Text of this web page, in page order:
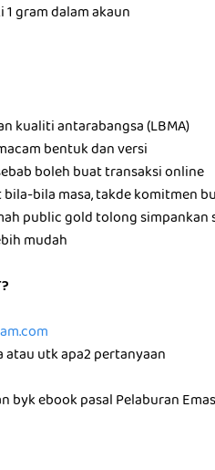
gram dalam akaun
kualiti antarabangsa (LBMA)
bentuk dan versi
boleh buat transaksi online
bila masa, takde komitmen
public gold tolong simpankan
mudah
utk apa2 pertanyaan
byk ebook pasal Pelaburan